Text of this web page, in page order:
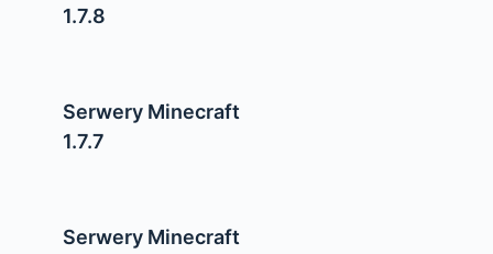
1.7.8
Serwery Minecraft
1.7.7
Serwery Minecraft